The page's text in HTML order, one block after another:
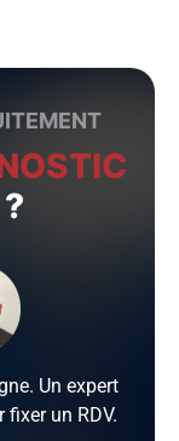
?
Un expert
un RDV.